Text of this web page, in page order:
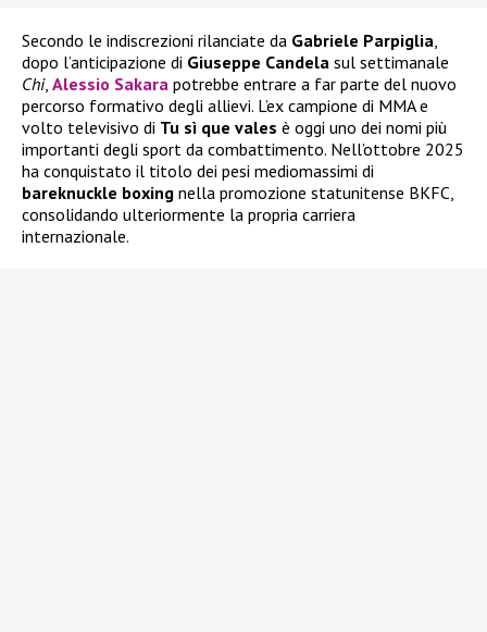
Secondo le indiscrezioni rilanciate da Gabriele Parpiglia,
dopo l’anticipazione di Giuseppe Candela sul settimanale
Chi, Alessio Sakara potrebbe entrare a far parte del nuovo
percorso formativo degli allievi. L’ex campione di MMA e
volto televisivo di Tu sì que vales è oggi uno dei nomi più
importanti degli sport da combattimento. Nell’ottobre 2025
ha conquistato il titolo dei pesi mediomassimi di
bareknuckle boxing nella promozione statunitense BKFC,
consolidando ulteriormente la propria carriera
internazionale.